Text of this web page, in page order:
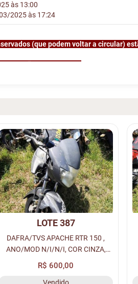
às 13:00
2025 às 17:24
(que podem voltar a circular)
LOTE 387
DAFRA/TVS APACHE RTR 150 ,
ANO/MOD N/I/N/I, COR CINZA,
COMBUS GASOLINA, PLACA N/I -
N/I, RENAVAM N/I, CHASSI N/I, Nº
R$ 600,00
Vendido